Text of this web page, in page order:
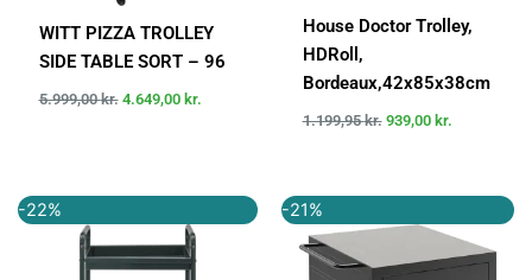
WITT PIZZA TROLLEY
SIDE TABLE SORT – 96
5.999,00kr. 4.649,00 kr.
House Doctor Trolley,
HDRoll,
Bordeaux,42x85x38cm
1.199,95kr. 939,00 kr.
-22%
oprindelige
pris
var:
aktuelle
pris
er:
-21%
oprindelige
var:
aktuelle
pris
er: